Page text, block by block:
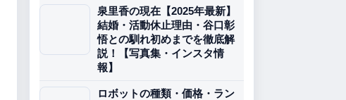
泉里香の現在【2025年最新】
結婚・活動休止理由・谷口彰
悟との馴れ初めまでを徹底解
説！【写真集・インスタ情
報】
ロボットの種類・価格・ラン